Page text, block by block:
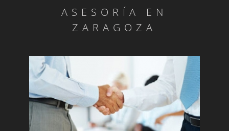
ASESORÍA EN
ZARAGOZA